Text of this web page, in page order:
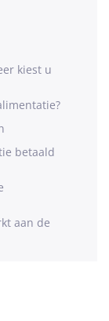
kiest u
betaald
aan de